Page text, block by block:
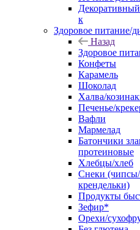
к
Здоровое питание/
Назад
Здоровое
Конфеты
Карамель
Шоколад
Халва/
Печенье/
Вафли
Мармелад
Батончики
протеиновые
Хлебцы/хлеб
Снеки
крендельки)
Продукты
Зефир*
Орехи/